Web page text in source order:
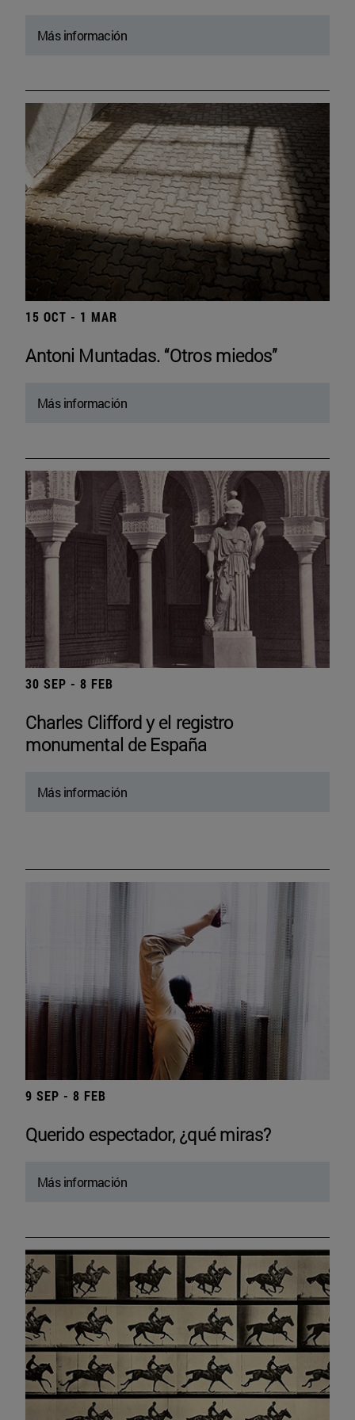
Más información
15 OCT - 1 MAR
Antoni Muntadas. “Otros miedos”
Más información
30 SEP - 8 FEB
Charles Clifford y el registro
monumental de España
Más información
9 SEP - 8 FEB
Querido espectador, ¿qué miras?
Más información